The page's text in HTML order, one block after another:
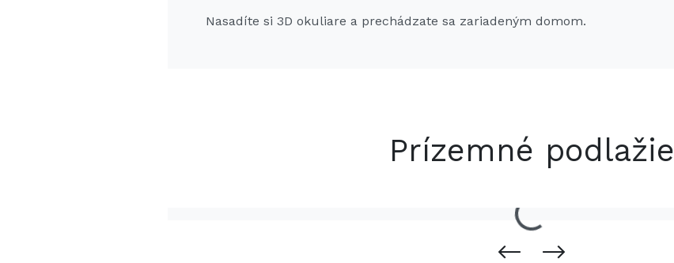
Nasadíte si 3D okuliare a prechádzate sa zariadeným domom.
Prízemné podlažie